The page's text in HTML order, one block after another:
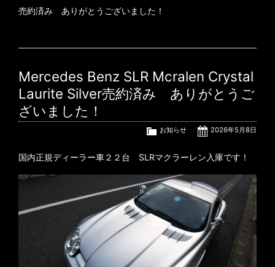
売約済み ありがとうございました！
Mercedes Benz SLR Mcralen Crystal
Laurite Silver売約済み ありがとうご
ざいました！
2026年5月8日
お知らせ
国内正規ディーラー車２２台 SLRマクラーレン入庫です！